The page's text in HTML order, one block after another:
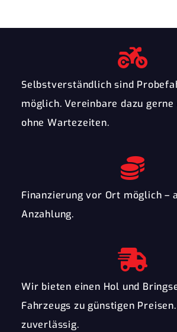
Selbstverständlich sind
möglich. Vereinbare dazu
ohne Wartezeiten.
Finanzierung vor Ort möglich –
Anzahlung.
Wir bieten einen Hol und
Fahrzeugs zu günstigen
zuverlässig.